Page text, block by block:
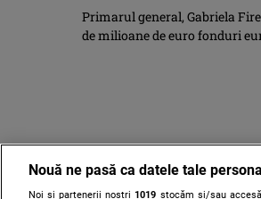
Primarul general, Gabriela
de milioane de euro fonduri
Nouă ne pasă ca datele tale
Noi și partenerii noștri1019 stocăm și/sau